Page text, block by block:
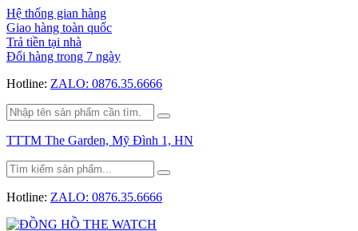
Hệ thống gian hàng
Giao hàng toàn quốc
Trả tiền tại nhà
Đổi hàng trong 7 ngày
Hotline: ZALO: 0876.35.6666
TTTM The Garden, Mỹ Đình 1, HN
Hotline: ZALO: 0876.35.6666